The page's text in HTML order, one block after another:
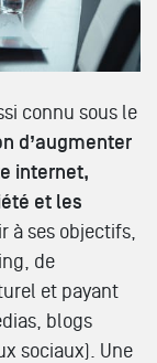
connu sous le
d’augmenter
internet,
et les
à ses objectifs,
de
et payant
blogs
sociaux). Une